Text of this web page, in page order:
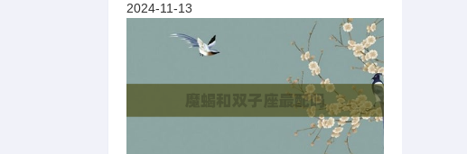
2024-11-13